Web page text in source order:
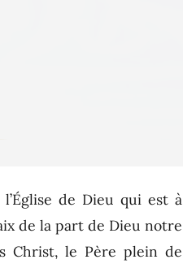
de Dieu qui est à
de la part de Dieu notre
Christ, le Père plein de